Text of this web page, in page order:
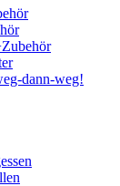
dann-weg!